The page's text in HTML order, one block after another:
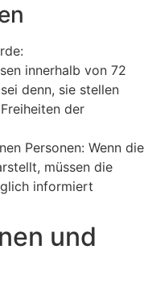
innerhalb von 72
denn, sie stellen
der
Personen: Wenn die
müssen die
informiert
und